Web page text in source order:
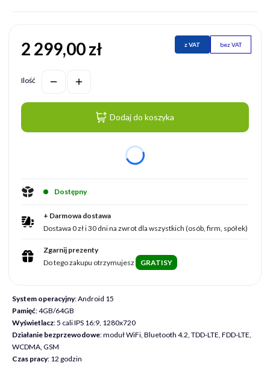
System operacyjny: Android 15
Pamięć: 4GB/64GB
Wyświetlacz: 5 cali IPS 16:9, 1280x720
Działanie bezprzewodowe: moduł WiFi, Bluetooth 4.2, TDD-LTE, FDD-LTE,
WCDMA, GSM
Czas pracy: 12 godzin
z VAT bez VAT
Cena
2 299,00 zł
Ilość
Dodaj do koszyka
Dostępny
+ Darmowa dostawa
Dostawa 0 zł i 30 dni na zwrot dla wszystkich (osób, firm, spółek)
Zgarnij prezenty
Do tego zakupu otrzymujesz
GRATISY